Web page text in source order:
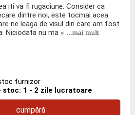
iti va fi rugaciune. Consider ca
dintre noi, este tocmai acea
ne leaga de visul din care am fost
Niciodata nu ma » ...mai mult
furnizor
1 - 2 zile lucratoare
cumpără